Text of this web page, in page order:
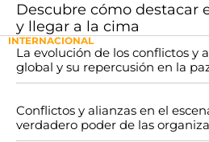
Descubre cómo destacar
y llegar a la cima
INTERNACIONAL
La evolución de los conflictos y
global y su repercusión en la
Conflictos y alianzas en el
verdadero poder de las